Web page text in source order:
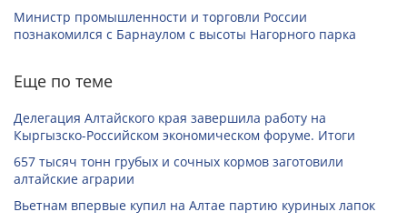
Министр промышленности и торговли России
познакомился с Барнаулом с высоты Нагорного парка
Еще по теме
Делегация Алтайского края завершила работу на
Кыргызско-Российском экономическом форуме. Итоги
657 тысяч тонн грубых и сочных кормов заготовили
алтайские аграрии
Вьетнам впервые купил на Алтае партию куриных лапок